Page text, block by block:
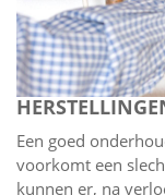
Een goed
voorkomt een
kunnen er, na